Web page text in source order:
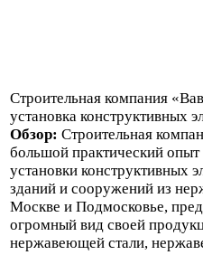
Строительная компания
установка конструктивных
Обзор: Строительная
большой практический опыт
установки конструктивных
зданий и сооружений из
Москве и Подмосковье,
огромный вид своей
нержавеющей стали,